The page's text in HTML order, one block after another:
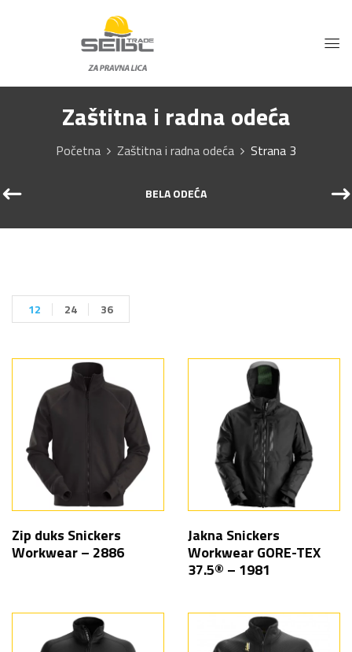
Zaštitna i radna odeća
Početna Zaštitna i radna odeća Strana 3
BELA ODEĆA
12 24 36
Zip duks Snickers
Workwear – 2886
Jakna Snickers
Workwear GORE-TEX
37.5® – 1981